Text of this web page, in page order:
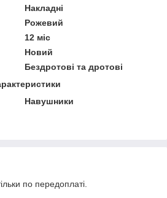
Накладні
Рожевий
12 міс
Новий
Бездротові та дротові
Навушники
по передоплаті.